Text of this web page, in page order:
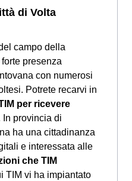
di Volta
campo della
presenza
con numerosi
Potrete recarvi in
per ricevere
In provincia di
ha una cittadinanza
e interessata alle
che TIM
TIM vi ha impiantato